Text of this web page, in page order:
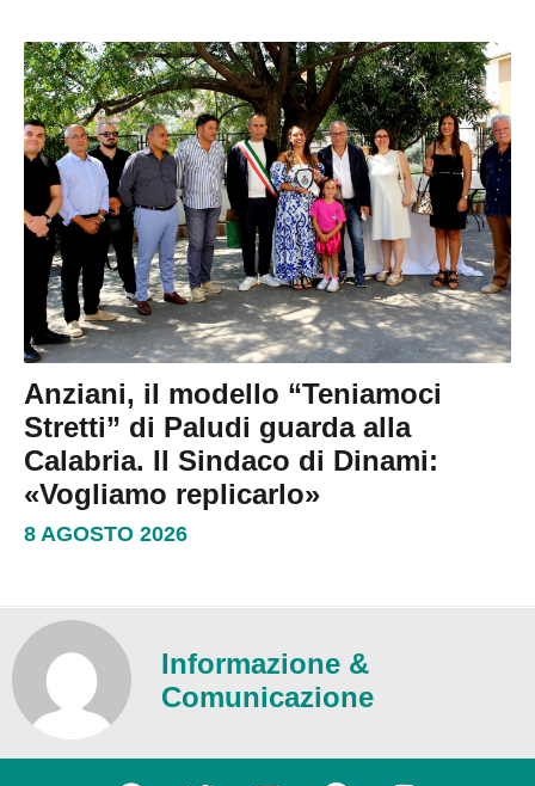
Anziani, il modello “Teniamoci
Stretti” di Paludi guarda alla
Calabria. Il Sindaco di Dinami:
«Vogliamo replicarlo»
8 AGOSTO 2026
Informazione &
Comunicazione